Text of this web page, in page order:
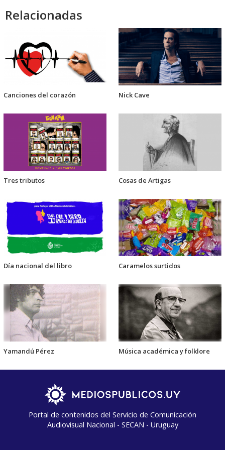
Relacionadas
Canciones del corazón Nick Cave
Tres tributos Cosas de Artigas
Día nacional del libro Caramelos surtidos
Yamandú Pérez Música académica y folklore
Portal de contenidos del Servicio de Comunicación
Audiovisual Nacional - SECAN - Uruguay